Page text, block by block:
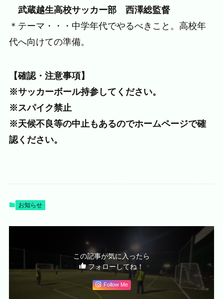
武蔵越生高校サッカー部 西澤総監督
＊テーマ・・・中学年代でやるべきこと。高校年
代へ向けての準備。
【確認・注意事項】
※サッカーボール持参してください。
※スパイク禁止
※天候不良等の中止もあるのでホームページで確
認ください。
お知らせ
この記事が気に入ったら
フォローしてね！
Follow Me